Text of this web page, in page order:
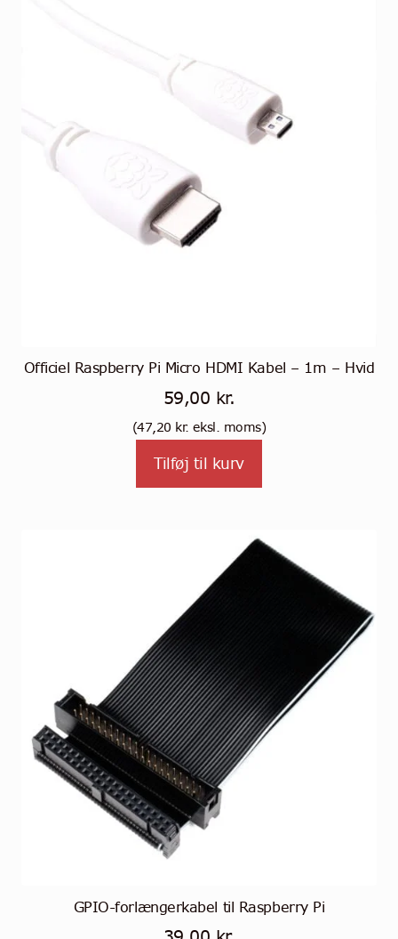
Officiel Raspberry Pi Micro HDMI Kabel – 1m – Hvid
59,00 kr.
(47,20 kr. eksl. moms)
Tilføj til kurv
GPIO-forlængerkabel til Raspberry Pi